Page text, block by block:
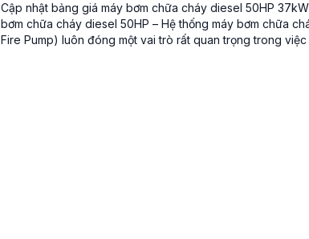
Cập nhật bảng giá máy bơm chữa cháy diesel 50HP
bơm chữa cháy diesel 50HP – Hệ thống máy bơm chữa
Fire Pump) luôn đóng một vai trò rất quan trọng trong